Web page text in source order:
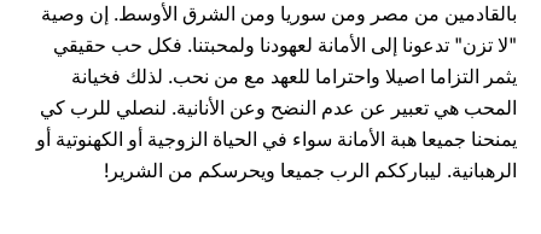
بالقادمين من مصر ومن سوريا ومن الشرق الأوسط. إن وصية
"لا تزن" تدعونا إلى الأمانة لعهودنا ولمحبتنا. فكل حب حقيقي
يثمر التزاما اصيلا واحتراما للعهد مع من نحب. لذلك فخيانة
المحب هي تعبير عن عدم النضح وعن الأنانية. لنصلي للرب كي
يمنحنا جميعا هبة الأمانة سواء في الحياة الزوجية أو الكهنوتية أو
الرهبانية. ليبارككم الرب جميعا ويحرسكم من الشرير!